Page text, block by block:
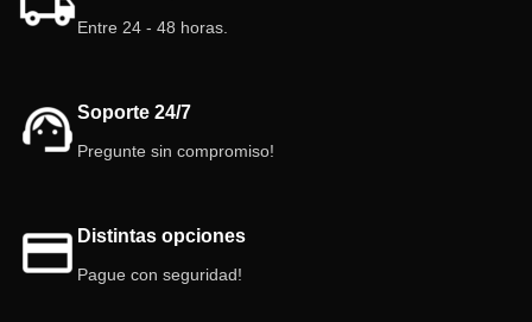
Entre 24 - 48 horas.
Soporte 24/7
Pregunte sin compromiso!
Distintas opciones
Pague con seguridad!